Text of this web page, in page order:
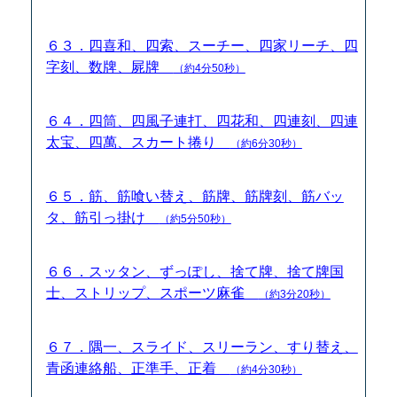
６３．四喜和、四索、スーチー、四家リーチ、四
字刻、数牌、屍牌
（約4分50秒）
６４．四筒、四風子連打、四花和、四連刻、四連
太宝、四萬、スカート捲り
（約6分30秒）
６５．筋、筋喰い替え、筋牌、筋牌刻、筋バッ
タ、筋引っ掛け
（約5分50秒）
６６．スッタン、ずっぽし、捨て牌、捨て牌国
士、ストリップ、スポーツ麻雀
（約3分20秒）
６７．隅一、スライド、スリーラン、すり替え、
青函連絡船、正準手、正着
（約4分30秒）